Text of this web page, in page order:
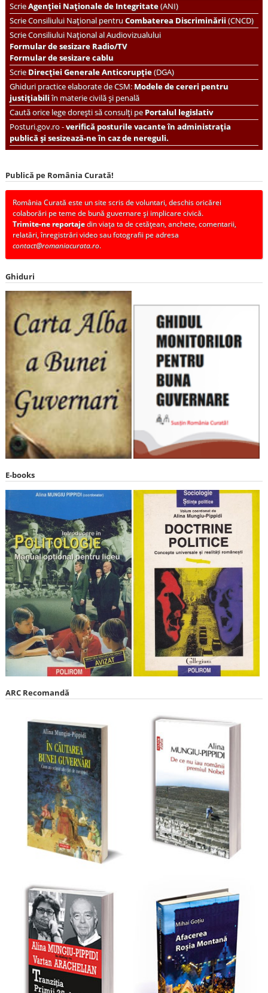
ScrieAgenției Naționale de Integritate(ANI)
ScrieConsiliului Național pentruCombaterea Discriminării(CNCD)
Scrie Consiliului Național al Audiovizualului
Formular de sesizare Radio/TV
Formular de sesizare cablu
ScrieDirecției Generale Anticorupție(DGA)
Ghiduri practice elaborate de CSM: Modele de cereri pentru
justițiabiliîn materie civilă și penală
Caută orice lege dorești să consulți pePortalul legislativ
Posturi.gov.ro -verifică posturile vacante în administrația
publică și sesizează-ne în caz de nereguli.
Publică pe România Curată!
România Curată este un site scris de voluntari, deschis oricărei
colaborări pe teme de bună guvernare și implicare civică.
Trimite-ne reportajedin viața ta de cetățean, anchete, comentarii,
relatări, înregistrări video sau fotografii pe adresa
contact@romaniacurata.ro.
Ghiduri
E-books
ARC Recomandă